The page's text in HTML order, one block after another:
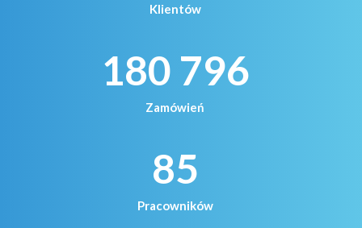
Klientów
180 796
Zamówień
85
Pracowników